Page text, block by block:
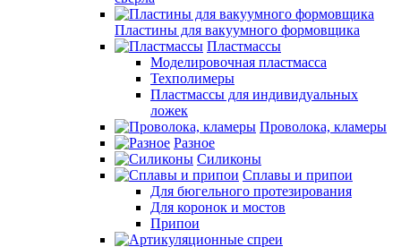
Пластины для вакуумного формовщика
Пластмассы
Моделировочная пластмасса
Техполимеры
Пластмассы для индивидуальных
ложек
Проволока, кламеры
Разное
Силиконы
Сплавы и припои
Для бюгельного протезирования
Для коронок и мостов
Припои